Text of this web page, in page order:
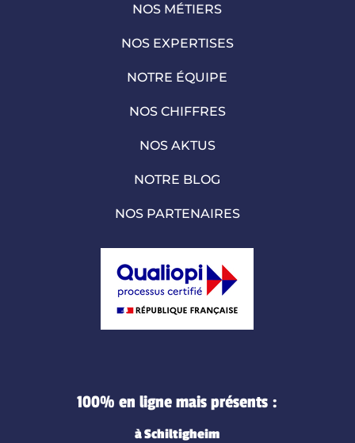
NOS MÉTIERS
NOS EXPERTISES
NOTRE ÉQUIPE
NOS CHIFFRES
NOS AKTUS
NOTRE BLOG
NOS PARTENAIRES
100% en ligne mais présents :
à Schiltigheim